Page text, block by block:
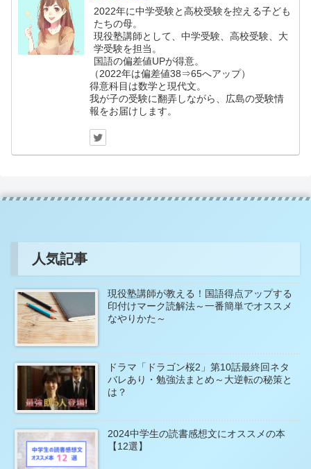
2022年に中学受験と高校受験を控える子ども
たちの母。
現役塾講師として、中学受験、高校受験、大
学受験を担当。
国語の偏差値UPが得意。
（2022年は偏差値38⇒65へアップ）
得意科目は数学と現代文。
我が子の受験に翻弄しながら、広島の受験情
報をお届けします。
人気記事
現役塾講師が教える！国語得点アップする
印付けマーク読解法～一番簡単でオススメ
なやりかた～
ドラマ「ドラゴン桜2」第10話最終回ネタ
バレあり・勉強法まとめ～大逆転の秘策と
は？
2024中学生の読書感想文にオススメの本
【12選】